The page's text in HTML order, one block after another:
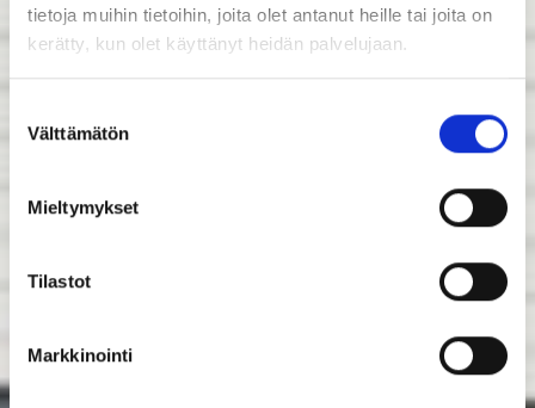
tietoja muihin tietoihin, joita olet antanut heille tai joita on
kerätty, kun olet käyttänyt heidän palvelujaan.
valinta
Välttämätön
Mieltymykset
Tilastot
Markkinointi